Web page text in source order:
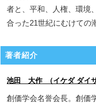
者と、平和、人権、環境
合った21世紀にむけての
著者紹介
池田 大作 （イケダ ダイサ
創価学会名誉会長。創価